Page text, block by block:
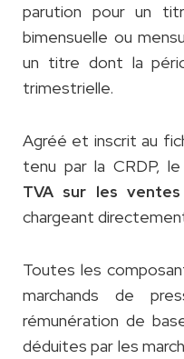
parution pour un
bimensuelle ou
un titre dont la
trimestrielle.
Agréé et inscrit au
tenu par la CRDP,
TVA sur les
chargeant
Toutes les
marchands de
rémunération de
déduites par les